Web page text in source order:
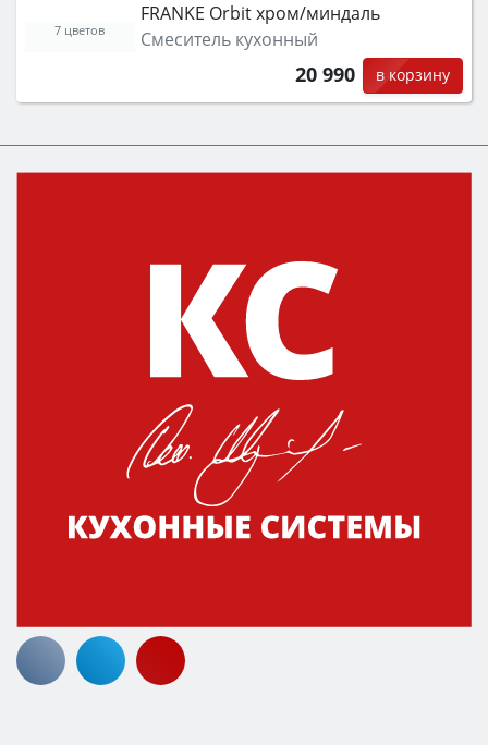
FRANKE Orbit хром/миндаль
Смеситель кухонный
20 990 в корзину
7 цветов